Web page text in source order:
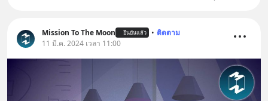
Mission To The Moon ยืนยันแล้ว • ติดตาม
11 มี.ค. 2024 เวลา 11:00